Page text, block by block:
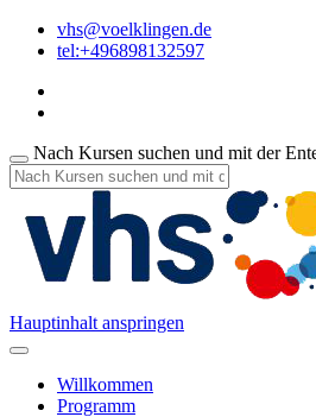
vhs@voelklingen.de
tel:+496898132597
Nach Kursen suchen und mit der
Hauptinhalt anspringen
Willkommen
Programm